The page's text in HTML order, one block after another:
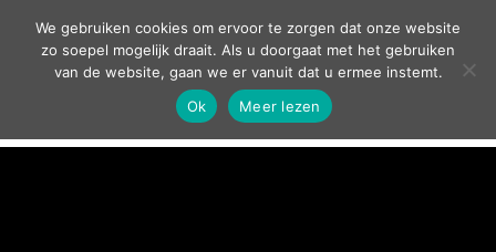
contact
We gebruiken cookies om ervoor te zorgen dat onze website
zo soepel mogelijk draait. Als u doorgaat met het gebruiken
van de website, gaan we er vanuit dat u ermee instemt.
Ok
Meer lezen